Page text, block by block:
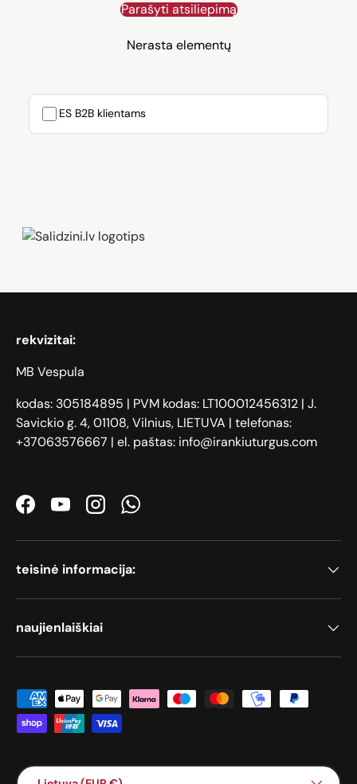
Parašyti atsiliepimą
Nerasta elementų
ES B2B klientams
Zāģi, iPhone, Dyson, Mobilie
rekvizitai:
MB Vespula
kodas: 305184895 | PVM kodas: LT100012456312 | J.
Savickio g. 4, 01108, Vilnius, LIETUVA | telefonas:
+37063576667 | el. paštas: info@irankiuturgus.com
FacebookYouTubeInstagramWhatsApp
teisinė informacija:
naujienlaiškiai
Priimami mokėjimo būdai
Šalis / Regionas